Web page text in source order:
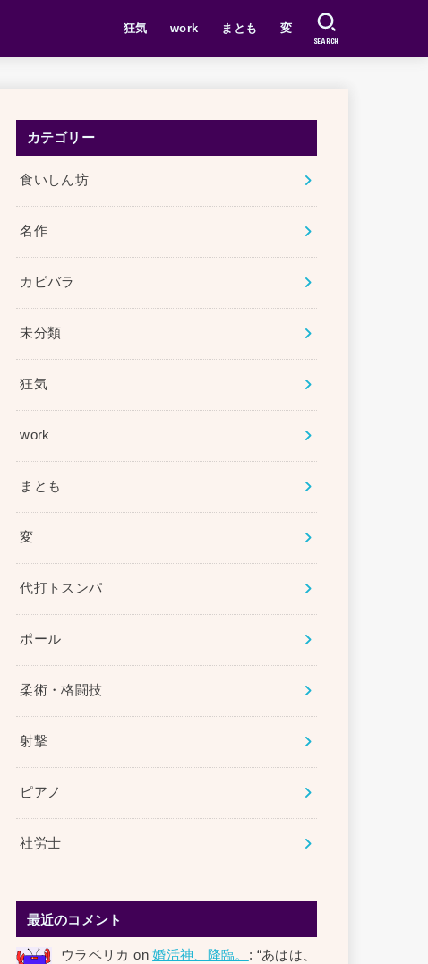
狂気 work まとも 変
SEARCH
カテゴリー
食いしん坊
名作
カピバラ
未分類
狂気
work
まとも
変
代打トスンパ
ポール
柔術・格闘技
射撃
ピアノ
社労士
最近のコメント
ウラベリカ on婚活神、降臨。 : “あはは、